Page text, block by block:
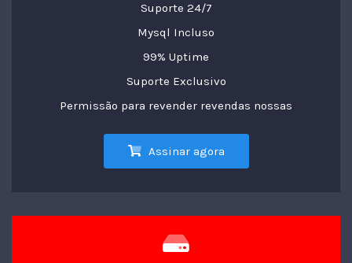
Suporte 24/7
Mysql Incluso
99% Uptime
Suporte Exclusivo
Permissão para revender revendas nossas
Assinar agora